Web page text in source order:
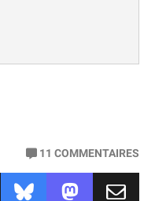
11 COMMENTAIRES